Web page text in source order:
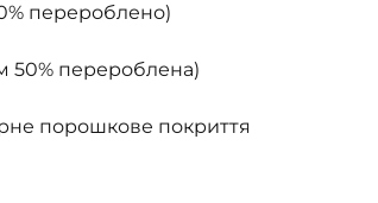
перероблено)
50% перероблена)
порошкове покриття